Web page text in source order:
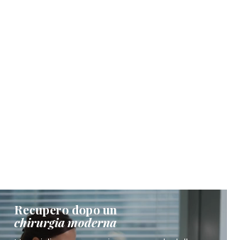
Recupero dopo un
chirurgia moderna